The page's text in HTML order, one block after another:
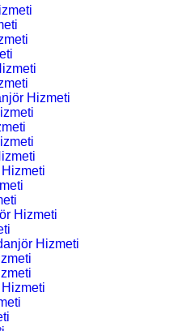
Hizmeti
Hizmeti
Hizmeti